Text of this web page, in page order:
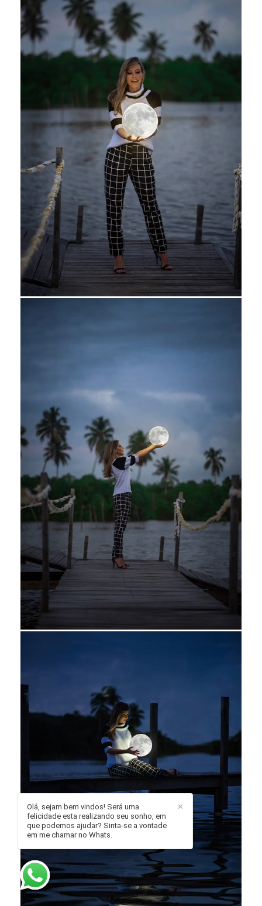
✕
Olá, sejam bem vindos! Será uma
felicidade esta realizando seu sonho, em
que podemos ajudar? Sinta-se a vontade
em me chamar no Whats.